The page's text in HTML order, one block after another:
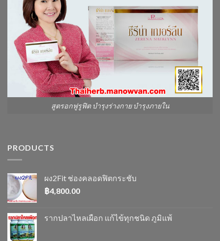
สูตรอกฟูรูฟิต บำรุงร่างกาย บำรุงภายใน
PRODUCTS
ผง2Fit ช่องคลอดฟิตกระชับ
฿4,800.00
รากปลาไหลเผือก แก้ไข้ทุกชนิด ภูมิแพ้